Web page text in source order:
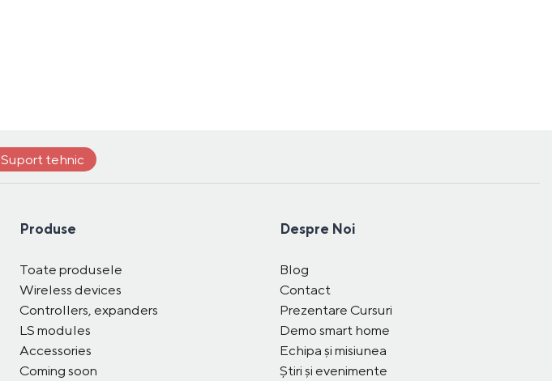
Suport tehnic
Produse
Toate produsele
Wireless devices
Controllers, expanders
LS modules
Accessories
Coming soon
Despre Noi
Blog
Contact
Prezentare Cursuri
Demo smart home
Echipa și misiunea
Știri și evenimente